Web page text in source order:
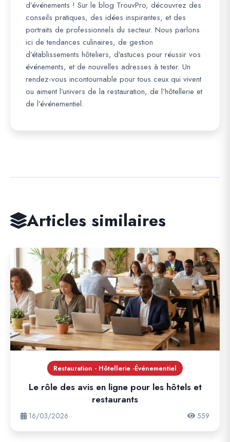
d’événements ! Sur le blog TrouvPro, découvrez des
conseils pratiques, des idées inspirantes, et des
portraits de professionnels du secteur. Nous parlons
ici de tendances culinaires, de gestion
d’établissements hôteliers, d’astuces pour réussir vos
événements, et de nouvelles adresses à tester. Un
rendez-vous incontournable pour tous ceux qui vivent
ou aiment l’univers de la restauration, de l’hôtellerie et
de l’événementiel.
Articles similaires
Restauration - Hôtellerie -Événementiel
Le rôle des avis en ligne pour les hôtels et
restaurants
16/03/2026 559